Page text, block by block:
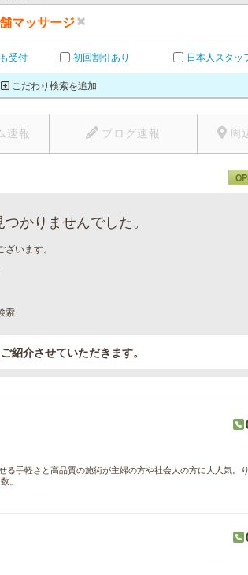
マッサージ
受付 初回割引あり 日本人スタッ
こだわり検索を追加
速報 ブログ速報 周
かりませんでした。
います。
索
紹介させていただきます。
手軽さと高品質の施術が主婦の方や社会人の方に大人気。
。